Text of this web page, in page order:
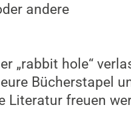
andere
„rabbit hole“
Bücherstapel
Literatur freuen